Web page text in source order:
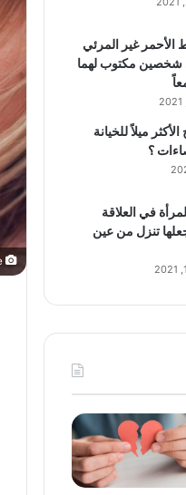
الأحمر غير المرئي
شخصين مكتوب لهما
ميلاً للخيانة
؟
في العلاقة
تنزل من عين